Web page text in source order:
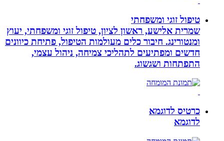
טיפול זוגי ומשפחתי
שמרית אלישע, ראשון לציון, טיפול זוגי ומשפחתי, יעוץ
ומנטורינג. חיבור כלים מעולמות הטיפול, פתיחת כיוונים
חדשים ומפתיעים לתהליכי צמיחה, ניהול עצמי,
התפתחות ושגשוג.
כרטיס לדוגמא
לדוגמא